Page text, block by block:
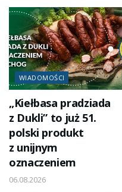
WIADOMOŚCI
„Kiełbasa pradziada
z Dukli” to już 51.
polski produkt
z unijnym
oznaczeniem
06.08.2026